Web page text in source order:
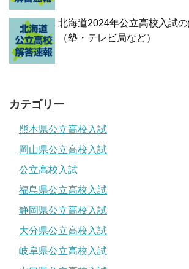
北海道2024年公立高校入試
（塾・テレビ局など）
カテゴリー
熊本県公立高校入試
岡山県公立高校入試
公立高校入試
福島県公立高校入試
静岡県公立高校入試
大分県公立高校入試
岐阜県公立高校入試